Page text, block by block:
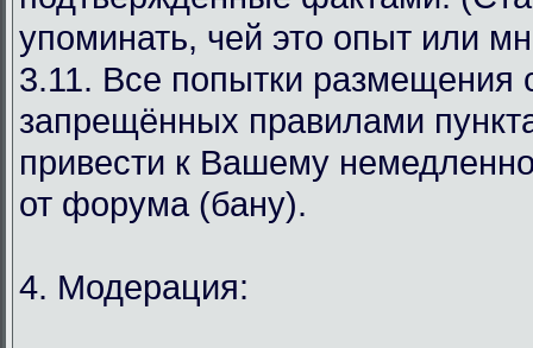
упоминать, чей это опыт или
3.11. Все попытки размещения
запрещённых правилами
привести к Вашему
от форума (бану).
4. Модерация: